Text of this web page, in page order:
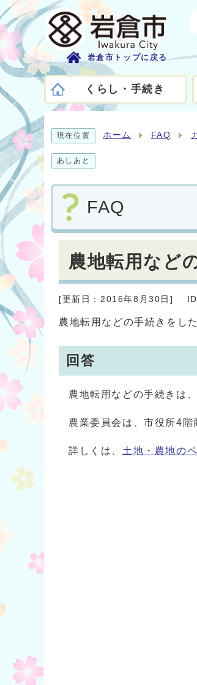
岩倉市トップに戻る
くらし・手続き
現在位置 ホーム FAQ
あしあと
FAQ
農地転用など
[更新日： 2016年8月30日 ]
農地転用などの手続きをし
回答
農地転用などの手続きは
農業委員会は、市役所4階
詳しくは、 土地・農地の